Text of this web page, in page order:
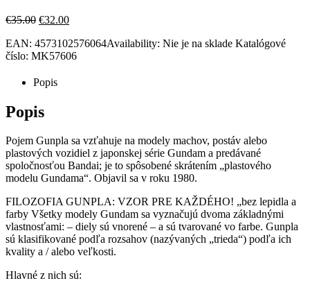
€35.00 Pôvodná
bola:
€35.00.
€32.00Aktuálna
je:
€32.00.
EAN: 4573102576064Availability: Nie je na sklade Katalógové
číslo: MK57606
Popis
Popis
Pojem Gunpla sa vzťahuje na modely machov, postáv alebo
plastových vozidiel z japonskej série Gundam a predávané
spoločnosťou Bandai; je to spôsobené skrátením „plastového
modelu Gundama“. Objavil sa v roku 1980.
FILOZOFIA GUNPLA: VZOR PRE KAŽDÉHO! „bez lepidla a
farby Všetky modely Gundam sa vyznačujú dvoma základnými
vlastnosťami: – diely sú vnorené – a sú tvarované vo farbe. Gunpla
sú klasifikované podľa rozsahov (nazývaných „trieda“) podľa ich
kvality a / alebo veľkosti.
Hlavné z nich sú: